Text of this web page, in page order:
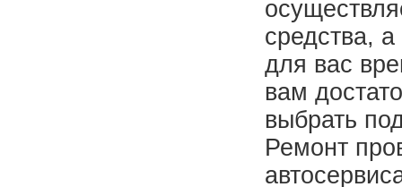
средства,
для вас
вам
выбрать
Ремонт